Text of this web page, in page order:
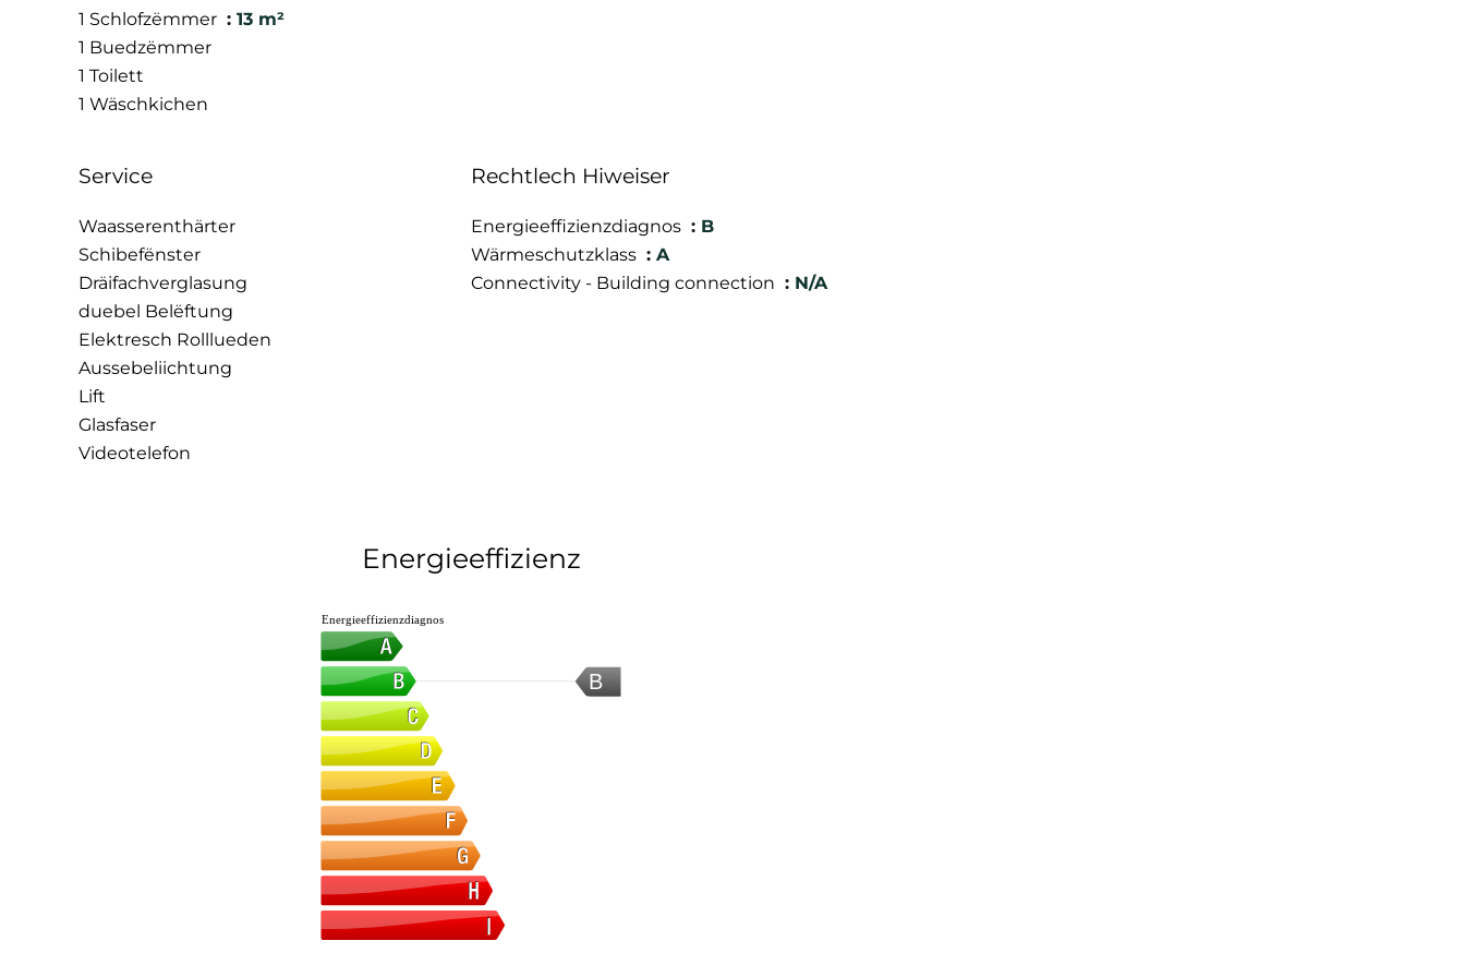
1 Schlofzëmmer
13 m²
1 Buedzëmmer
1 Toilett
1 Wäschkichen
Service
Waasserenthärter
Schibefënster
Dräifachverglasung
duebel Belëftung
Elektresch Rolllueden
Aussebeliichtung
Lift
Glasfaser
Videotelefon
Rechtlech Hiweiser
Energieeffizienzdiagnos
B
Wärmeschutzklass
A
Connectivity - Building connection
N/A
Energieeffizienz
B
Energieeffizienzdiagnos